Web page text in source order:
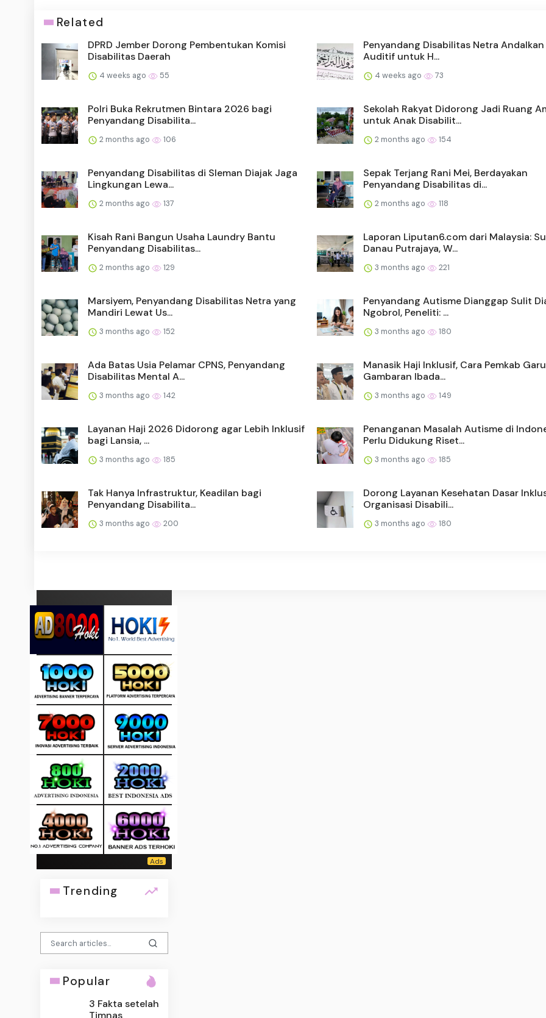
Related
DPRD Jember Dorong Pembentukan Komisi
Disabilitas Daerah
4 weeks ago 55
Penyandang Disabilitas Netra
Auditif untuk H...
4 weeks ago 73
Polri Buka Rekrutmen Bintara 2026 bagi
Penyandang Disabilita...
2 months ago 106
Sekolah Rakyat Didorong Jadi Ruang
untuk Anak Disabilit...
2 months ago 154
Penyandang Disabilitas di Sleman Diajak Jaga
Lingkungan Lewa...
2 months ago 137
Sepak Terjang Rani Mei, Berdayakan
Penyandang Disabilitas di...
2 months ago 118
Kisah Rani Bangun Usaha Laundry Bantu
Penyandang Disabilitas...
2 months ago 129
Laporan Liputan6.com dari Malaysia:
Danau Putrajaya, W...
3 months ago 221
Marsiyem, Penyandang Disabilitas Netra yang
Mandiri Lewat Us...
3 months ago 152
Penyandang Autisme Dianggap Sulit
Ngobrol, Peneliti: ...
3 months ago 180
Ada Batas Usia Pelamar CPNS, Penyandang
Disabilitas Mental A...
3 months ago 142
Manasik Haji Inklusif, Cara Pemkab
Gambaran Ibada...
3 months ago 149
Layanan Haji 2026 Didorong agar Lebih Inklusif
bagi Lansia, ...
3 months ago 185
Penanganan Masalah Autisme di
Perlu Didukung Riset...
3 months ago 185
Tak Hanya Infrastruktur, Keadilan bagi
Penyandang Disabilita...
3 months ago 200
Dorong Layanan Kesehatan Dasar
Organisasi Disabili...
3 months ago 180
Trending
Popular
3 Fakta setelah
Timnas